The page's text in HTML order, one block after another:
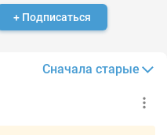
+ Подписаться
Сначала старые